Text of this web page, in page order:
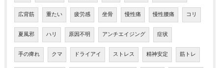
広背筋 重たい 疲労感 坐骨 慢性痛 慢性腰痛 コリ
夏風邪 ハリ 原因不明 アンチエイジング 症状
手の痺れ クマ ドライアイ ストレス 精神安定 筋トレ